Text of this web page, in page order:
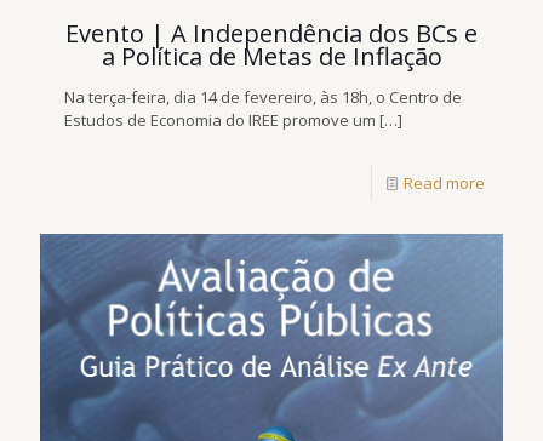
Evento | A Independência dos BCs e
a Política de Metas de Inflação
Na terça-feira, dia 14 de fevereiro, às 18h, o Centro de
Estudos de Economia do IREE promove um […]
Read more